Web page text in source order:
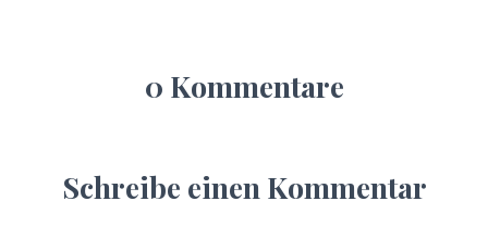
0 Kommentare
Schreibe einen Kommentar